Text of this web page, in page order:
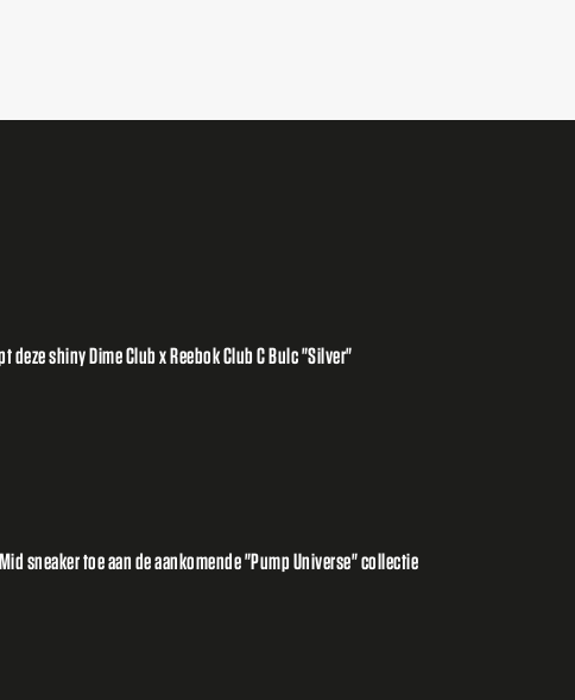
deze shiny Dime Club x Reebok Club C Bulc "Silver"
sneaker toe aan de aankomende "Pump Universe" collectie